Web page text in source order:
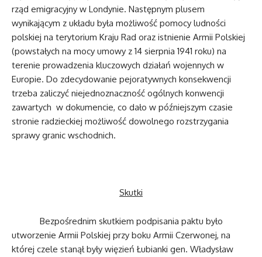
rząd emigracyjny w Londynie. Następnym plusem
wynikającym z układu była możliwość pomocy ludności
polskiej na terytorium Kraju Rad oraz istnienie Armii Polskiej
(powstałych na mocy umowy z 14 sierpnia 1941 roku) na
terenie prowadzenia kluczowych działań wojennych w
Europie. Do zdecydowanie pejoratywnych konsekwencji
trzeba zaliczyć niejednoznaczność ogólnych konwencji
zawartych w dokumencie, co dało w późniejszym czasie
stronie radzieckiej możliwość dowolnego rozstrzygania
sprawy granic wschodnich.
Skutki
Bezpośrednim skutkiem podpisania paktu było
utworzenie Armii Polskiej przy boku Armii Czerwonej, na
której czele stanął były więzień Łubianki gen. Władysław